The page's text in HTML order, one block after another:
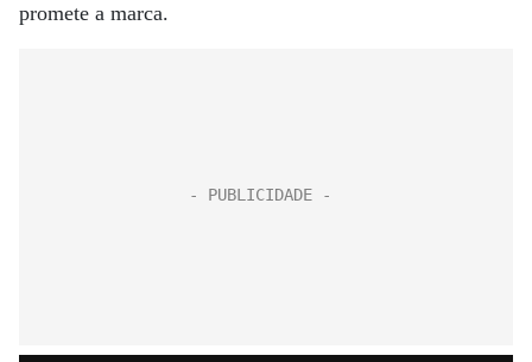
promete a marca.